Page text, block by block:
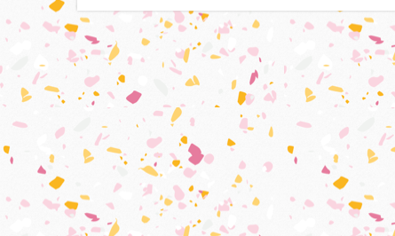
Berichten
paginering